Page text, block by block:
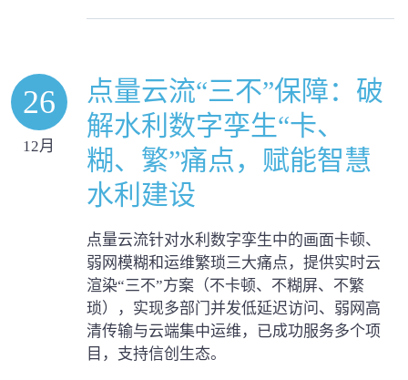
26
12月
点量云流“三不”保障：破
解水利数字孪生“卡、
糊、繁”痛点，赋能智慧
水利建设
点量云流针对水利数字孪生中的画面卡顿、
弱网模糊和运维繁琐三大痛点，提供实时云
渲染“三不”方案（不卡顿、不糊屏、不繁
琐），实现多部门并发低延迟访问、弱网高
清传输与云端集中运维，已成功服务多个项
目，支持信创生态。